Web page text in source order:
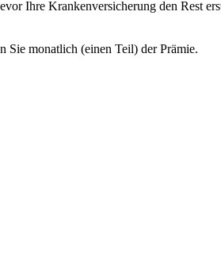
Ihre Krankenversicherung den Rest
Sie monatlich (einen Teil) der Prämie.